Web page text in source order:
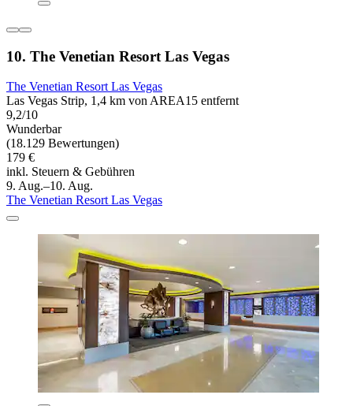
10. The Venetian Resort Las Vegas
The Venetian Resort Las Vegas
Las Vegas Strip, 1,4 km von AREA15 entfernt
9,2/10
Wunderbar
(18.129 Bewertungen)
179 €
inkl. Steuern & Gebühren
9. Aug.–10. Aug.
The Venetian Resort Las Vegas